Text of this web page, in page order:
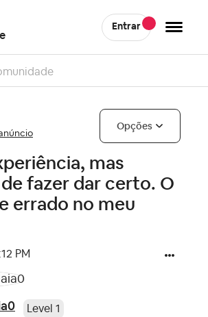
Entrar
Opções
mas
fazer dar certo. O
errado no meu
PM
Level 1